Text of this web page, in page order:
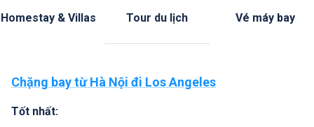
Homestay & Villas Tour du lịch Vé máy bay
Chặng bay từ Hà Nội đi Los Angeles
Tốt nhất: